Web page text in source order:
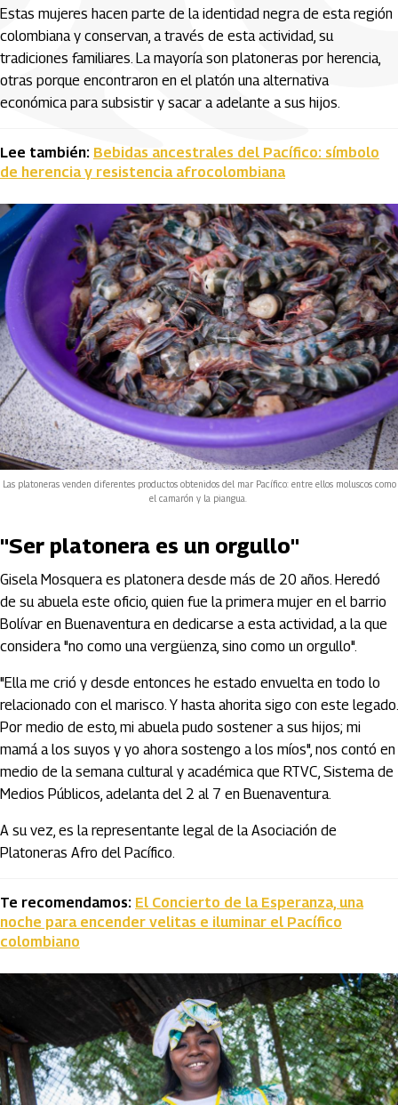
Estas mujeres hacen parte de la identidad negra de esta región
colombiana y conservan, a través de esta actividad, su
tradiciones familiares. La mayoría son platoneras por herencia,
otras porque encontraron en el platón una alternativa
económica para subsistir y sacar a adelante a sus hijos.
Lee también: Bebidas ancestrales del Pacífico: símbolo
de herencia y resistencia afrocolombiana
Las platoneras venden diferentes productos obtenidos del mar Pacífico: entre ellos moluscos como
el camarón y la piangua.
"Ser platonera es un orgullo"
Gisela Mosquera es platonera desde más de 20 años. Heredó
de su abuela este oficio, quien fue la primera mujer en el barrio
Bolívar en Buenaventura en dedicarse a esta actividad, a la que
considera "no como una vergüenza, sino como un orgullo".
"Ella me crió y desde entonces he estado envuelta en todo lo
relacionado con el marisco. Y hasta ahorita sigo con este legado.
Por medio de esto, mi abuela pudo sostener a sus hijos; mi
mamá a los suyos y yo ahora sostengo a los míos", nos contó en
medio de la semana cultural y académica que RTVC, Sistema de
Medios Públicos, adelanta del 2 al 7 en Buenaventura.
A su vez, es la representante legal de la Asociación de
Platoneras Afro del Pacífico.
Te recomendamos: El Concierto de la Esperanza, una
noche para encender velitas e iluminar el Pacífico
colombiano